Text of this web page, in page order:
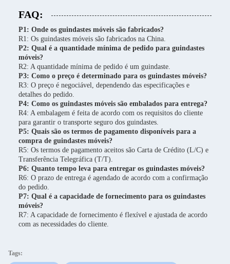
FAQ:
P1: Onde os guindastes móveis são fabricados?
R1: Os guindastes móveis são fabricados na China.
P2: Qual é a quantidade mínima de pedido para guindastes
móveis?
R2: A quantidade mínima de pedido é um guindaste.
P3: Como o preço é determinado para os guindastes móveis?
R3: O preço é negociável, dependendo das especificações e
detalhes do pedido.
P4: Como os guindastes móveis são embalados para entrega?
R4: A embalagem é feita de acordo com os requisitos do cliente
para garantir o transporte seguro dos guindastes.
P5: Quais são os termos de pagamento disponíveis para a
compra de guindastes móveis?
R5: Os termos de pagamento aceitos são Carta de Crédito (L/C) e
Transferência Telegráfica (T/T).
P6: Quanto tempo leva para entregar os guindastes móveis?
R6: O prazo de entrega é agendado de acordo com a confirmação
do pedido.
P7: Qual é a capacidade de fornecimento para os guindastes
móveis?
R7: A capacidade de fornecimento é flexível e ajustada de acordo
com as necessidades do cliente.
Tags: